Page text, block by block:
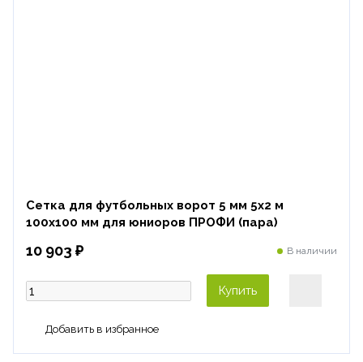
Сетка для футбольных ворот 5 мм 5х2 м
100х100 мм для юниоров ПРОФИ (пара)
10 903 ₽ В наличии
Купить